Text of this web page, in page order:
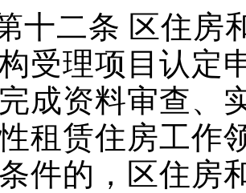
十二条 区住房
受理项目认定
成资料审查、
租赁住房工作
件的，区住房